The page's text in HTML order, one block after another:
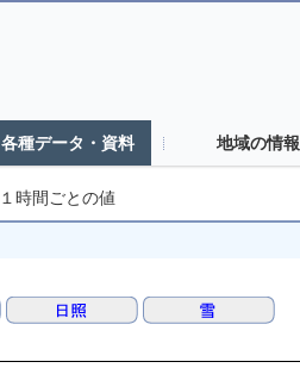
各種データ・資料 地域の情報
１時間ごとの値